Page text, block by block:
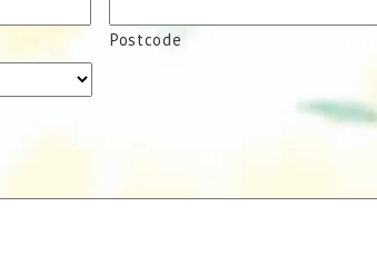
Postcode